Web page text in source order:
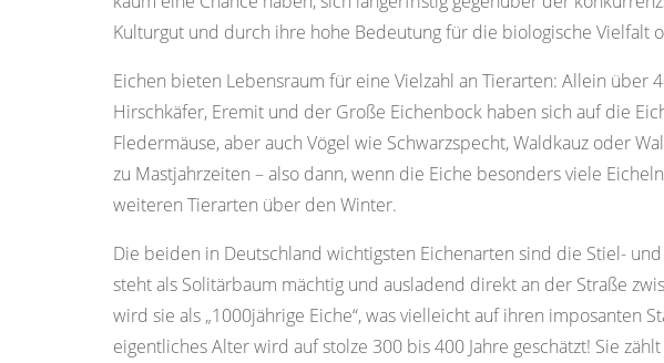
Kulturgut und durch ihre hohe Bedeutung für die biologische Vielfalt
Eichen bieten Lebensraum für eine Vielzahl an Tierarten: Allein
Hirschkäfer, Eremit und der Große Eichenbock haben sich auf die
Fledermäuse, aber auch Vögel wie Schwarzspecht, Waldkauz oder
zu Mastjahrzeiten – also dann, wenn die Eiche besonders viele
weiteren Tierarten über den Winter.
Die beiden in Deutschland wichtigsten Eichenarten sind die Stiel-
steht als Solitärbaum mächtig und ausladend direkt an der Straße
wird sie als „1000jährige Eiche“, was vielleicht auf ihren imposanten
eigentliches Alter wird auf stolze 300 bis 400 Jahre geschätzt! Sie